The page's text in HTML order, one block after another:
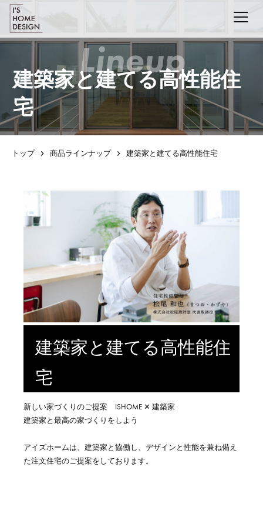
建築家と建てる高性能住
宅
トップ 商品ラインナップ 建築家と建てる高性能住宅
建築家と建てる高性能住
宅
新しい家づくりのご提案 ISHOME ✕ 建築家
建築家と最高の家づくりをしよう
アイズホームは、建築家と協働し、デザインと性能を兼ね備え
た注文住宅のご提案をしております。